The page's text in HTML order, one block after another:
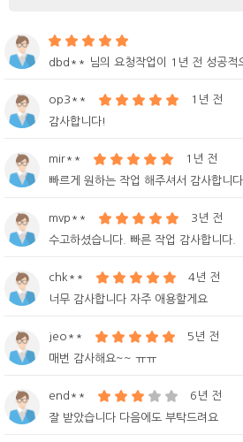
dbd** 님의 요청작업이 1년 전 성공적
op3**
1년 전
감사합니다!
mir**
1년 전
빠르게 원하는 작업 해주셔서 감사합니다.
mvp**
3년 전
수고하셨습니다. 빠른 작업 감사합니다.
chk**
4년 전
너무 감사합니다 자주 애용할게요
jeo**
5년 전
매번 감사해요~~ ㅠㅠ
end**
6년 전
잘 받았습니다 다음에도 부탁드려요